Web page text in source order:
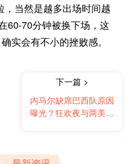
当然是越多出场时间越
60-70分钟被换下场，这
实会有不小的挫败感。
下一篇 >
内马尔缺席巴西队原因
曝光？狂欢夜与两美女